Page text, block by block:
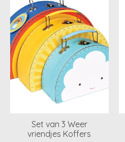
Set van 3 Weer
vriendjes Koffers